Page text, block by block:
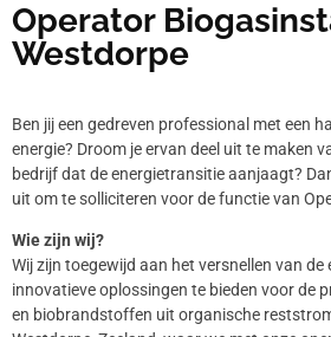
Operator
Westdorpe
Ben jij een gedreven professional met een
energie? Droom je ervan deel uit te maken
bedrijf dat de energietransitie aanjaagt?
uit om te solliciteren voor de functie van
Wie zijn wij?
Wij zijn toegewijd aan het versnellen van
innovatieve oplossingen te bieden voor de
en biobrandstoffen uit organische